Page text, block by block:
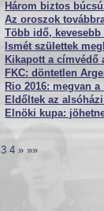
Három biztos
Az oroszok
Több idő, kevesebb
Ismét születtek
Kikapott a címvédő
FKC: döntetlen
Rio 2016: megvan
Eldőltek az
Elnöki kupa:
3 4 » »»